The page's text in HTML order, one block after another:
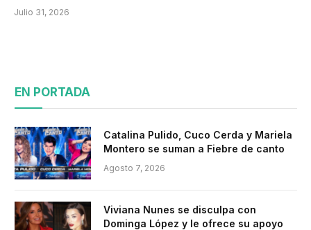
Julio 31, 2026
EN PORTADA
Catalina Pulido, Cuco Cerda y Mariela
Montero se suman a Fiebre de canto
Agosto 7, 2026
Viviana Nunes se disculpa con
Dominga López y le ofrece su apoyo